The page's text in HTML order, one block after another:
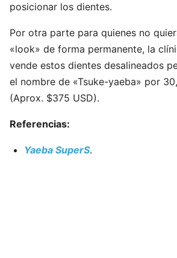
posicionar los dientes.
Por otra parte para quienes no
«look» de forma permanente, la
vende estos dientes desalineados
el nombre de «Tsuke-yaeba» por
(Aprox. $375 USD).
Referencias:
Yaeba SuperS.